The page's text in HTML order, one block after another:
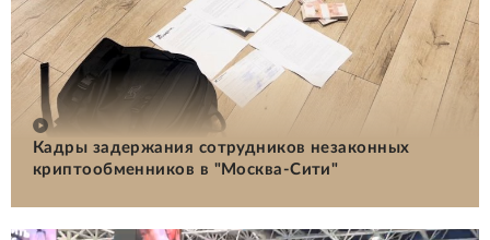
Кадры задержания сотрудников незаконных
криптообменников в "Москва-Сити"